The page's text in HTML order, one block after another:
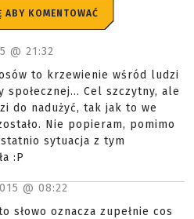
ABY KOMENTOWAĆ
@ 21:32
to krzewienie wśród ludzi
społecznej... Cel szczytny, ale
do nadużyć, tak jak to we
Nie popieram, pomimo
sytuacja z tym
:P
@ 08:22
słowo oznacza zupełnie cos